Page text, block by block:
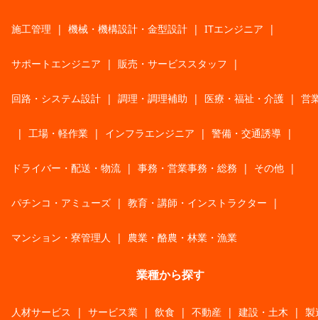
施工管理 | 機械・機構設計・金型設計 | ITエンジニア |
サポートエンジニア | 販売・サービススタッフ |
回路・システム設計 | 調理・調理補助 | 医療・福祉・介護 | 営
| 工場・軽作業 | インフラエンジニア | 警備・交通誘導 |
ドライバー・配送・物流 | 事務・営業事務・総務 | その他 |
パチンコ・アミューズ | 教育・講師・インストラクター |
マンション・寮管理人 | 農業・酪農・林業・漁業
業種から探す
人材サービス | サービス業 | 飲食 | 不動産 | 建設・土木 | 製